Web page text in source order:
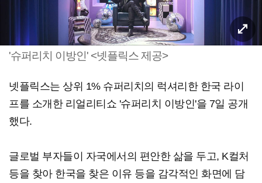
'슈퍼리치 이방인' <넷플릭스 제공>
넷플릭스는 상위 1% 슈퍼리치의 럭셔리한 한국 라이
프를 소개한 리얼리티쇼 '슈퍼리치 이방인'을 7일 공개
했다.
글로벌 부자들이 자국에서의 편안한 삶을 두고, K컬처
등을 찾아 한국을 찾은 이유 등을 감각적인 화면에 담